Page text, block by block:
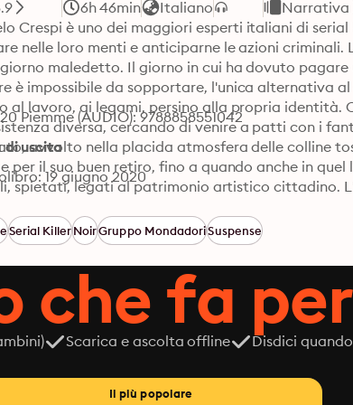
6h 46min Italiano
Narrativa
Crespi è uno dei maggiori esperti italiani di
nelle loro menti e anticiparne le azioni
maledetto. Il giorno in cui ha dovuto
è impossibile da sopportare, l'unica alternativa
al lavoro, ai legami, persino alla propria identità.
diversa, cercando di venire a patti con i
avvolto nella placida atmosfera delle colline
per il suo buen retiro, fino a quando anche in
spietati, legati al patrimonio artistico cittadino.
del reparto operativo dei Carabinieri. Un
la sua indagine si rivela più complessa del
di gettarsi ancora una volta nella mischia per
dunque, si profila una nuova sfida e stavolta
Piemme (AUDIO): 9788858551042
di uscita
19 giugno 2020
Serial KillerNoirGruppo MondadoriSuspense
che fa
Scarica e ascolta offline Disdici
Il più popolare